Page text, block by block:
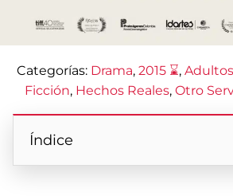
Categorías: Drama, 2015 ⌛, Adultos
Ficción, Hechos Reales, Otro
Índice